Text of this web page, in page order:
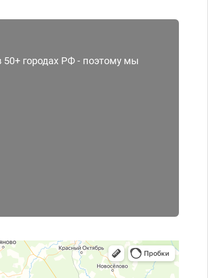
городах РФ - поэтому мы